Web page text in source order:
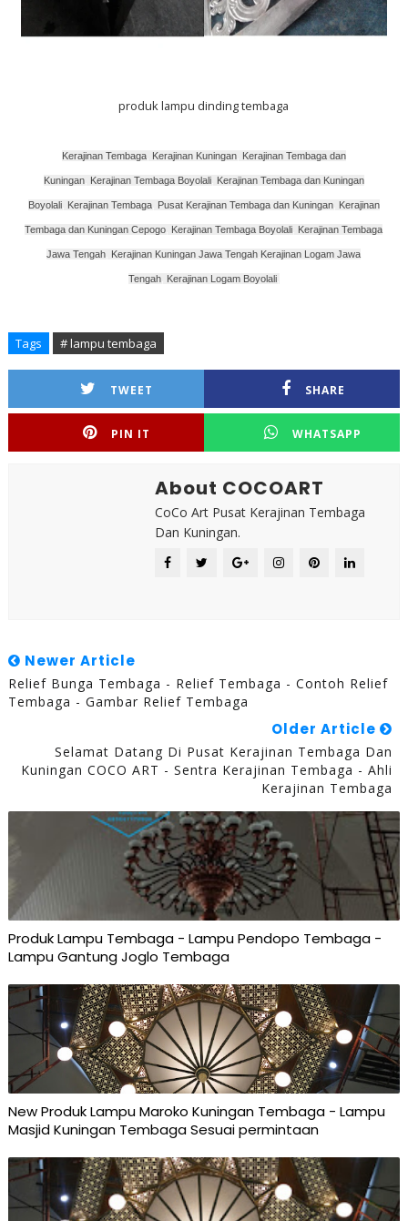
produk lampu dinding tembaga
Kerajinan Tembaga, Kerajinan Kuningan, Kerajinan Tembaga dan
Kuningan, Kerajinan Tembaga Boyolali, Kerajinan Tembaga dan Kuningan
Boyolali, Kerajinan Tembaga, Pusat Kerajinan Tembaga dan Kuningan, Kerajinan
Tembaga dan Kuningan Cepogo Kerajinan Tembaga Boyolali Kerajinan Tembaga
Jawa Tengah Kerajinan Kuningan Jawa Tengah Kerajinan Logam Jawa
Tengah, Kerajinan Logam Boyolali,
Tags # lampu tembaga
TWEET SHARE
PIN IT WHATSAPP
About COCOART
CoCo Art Pusat Kerajinan Tembaga
Dan Kuningan.
Newer Article
Relief Bunga Tembaga - Relief Tembaga - Contoh Relief
Tembaga - Gambar Relief Tembaga
Older Article
Selamat Datang Di Pusat Kerajinan Tembaga Dan
Kuningan COCO ART - Sentra Kerajinan Tembaga - Ahli
Kerajinan Tembaga
Produk Lampu Tembaga - Lampu Pendopo Tembaga -
Lampu Gantung Joglo Tembaga
New Produk Lampu Maroko Kuningan Tembaga - Lampu
Masjid Kuningan Tembaga Sesuai permintaan